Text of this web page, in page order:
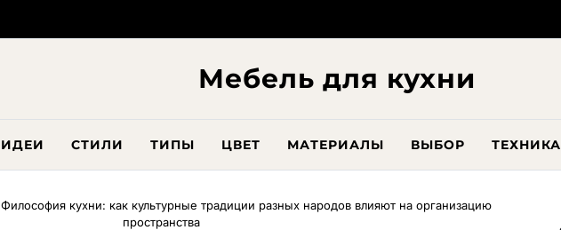
Мебель для кухни
ИДЕИ СТИЛИ ТИПЫ ЦВЕТ МАТЕРИАЛЫ ВЫБОР ТЕХНИКА
Философия кухни: как культурные традиции разных народов влияют на организацию
пространства